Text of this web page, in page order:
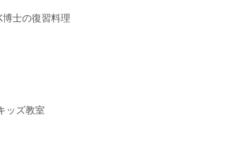
博士の復習料理
ッズ教室